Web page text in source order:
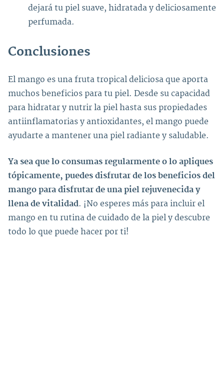
dejará tu piel suave, hidratada y deliciosamente
perfumada.
Conclusiones
El mango es una fruta tropical deliciosa que aporta
muchos beneficios para tu piel. Desde su capacidad
para hidratar y nutrir la piel hasta sus propiedades
antiinflamatorias y antioxidantes, el mango puede
ayudarte a mantener una piel radiante y saludable.
Ya sea que lo consumas regularmente o lo apliques
tópicamente, puedes disfrutar de los beneficios del
mango para disfrutar de una piel rejuvenecida y
llena de vitalidad. ¡No esperes más para incluir el
mango en tu rutina de cuidado de la piel y descubre
todo lo que puede hacer por ti!